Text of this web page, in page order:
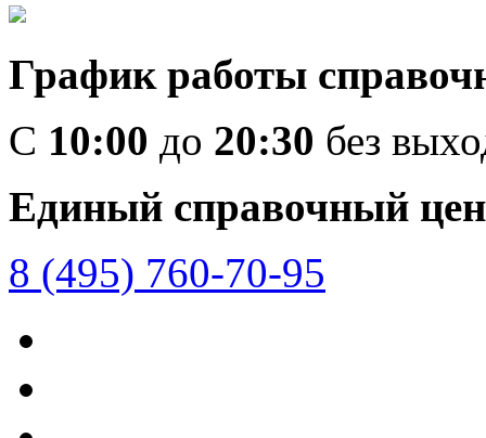
График работы
C 10:00 до 20:30 без
Единый справочный
8 (495) 760-70-95